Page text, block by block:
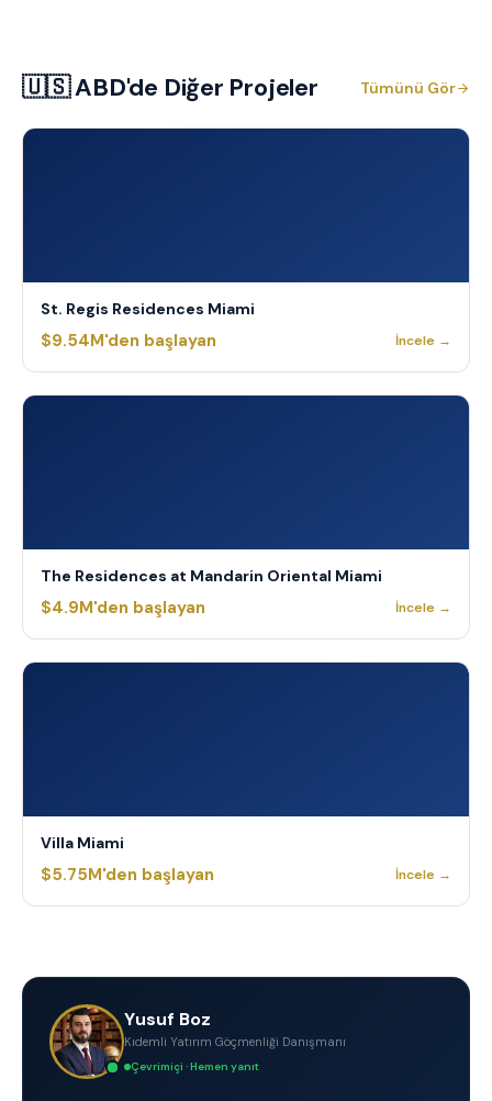
🇺🇸 ABD'de Diğer Projeler Tümünü Gör
St. Regis Residences Miami
$9.54M'den başlayan İncele →
The Residences at Mandarin Oriental Miami
$4.9M'den başlayan İncele →
Villa Miami
$5.75M'den başlayan İncele →
Yusuf Boz
Kıdemli Yatırım Göçmenliği Danışmanı
Çevrimiçi · Hemen yanıt